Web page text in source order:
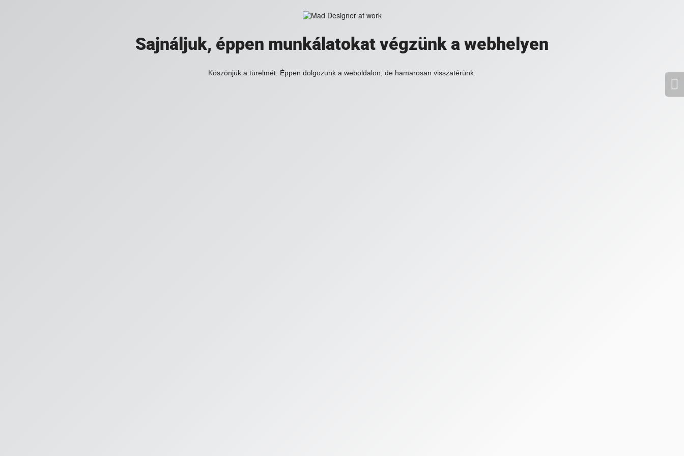
Sajnáljuk, éppen munkálatokat végzünk a webhelyen
Köszönjük a türelmét. Éppen dolgozunk a weboldalon, de hamarosan visszatérünk.